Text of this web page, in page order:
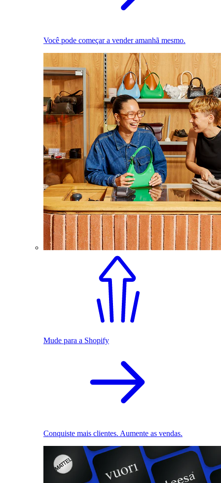
Você pode começar a vender amanhã mesmo.
Mude para a Shopify
Conquiste mais clientes. Aumente as vendas.